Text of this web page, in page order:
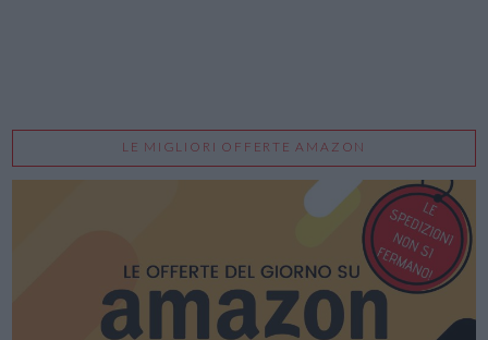
LE MIGLIORI OFFERTE AMAZON